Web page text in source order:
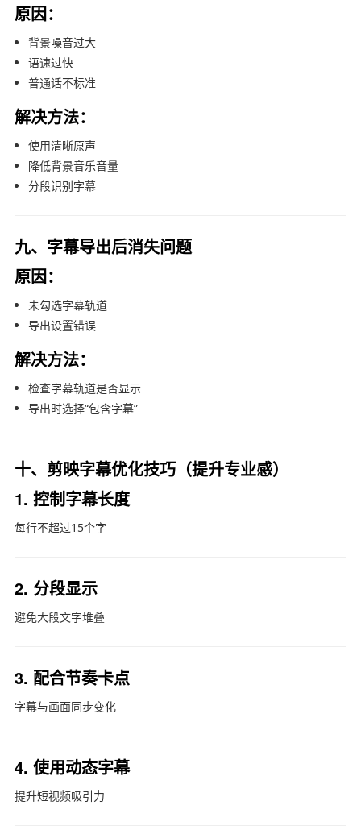
原因：
背景噪音过大
语速过快
普通话不标准
解决方法：
使用清晰原声
降低背景音乐音量
分段识别字幕
九、字幕导出后消失问题
原因：
未勾选字幕轨道
导出设置错误
解决方法：
检查字幕轨道是否显示
导出时选择“包含字幕”
十、剪映字幕优化技巧（提升专业感）
1. 控制字幕长度
每行不超过15个字
2. 分段显示
避免大段文字堆叠
3. 配合节奏卡点
字幕与画面同步变化
4. 使用动态字幕
提升短视频吸引力